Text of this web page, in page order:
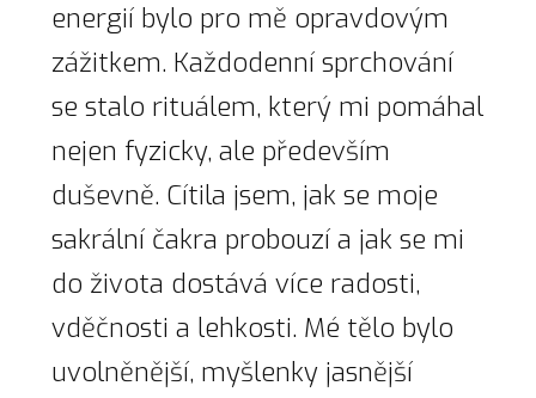
energií bylo pro mě opravdovým
zážitkem. Každodenní sprchování
se stalo rituálem, který mi pomáhal
nejen fyzicky, ale především
duševně. Cítila jsem, jak se moje
sakrální čakra probouzí a jak se mi
do života dostává více radosti,
vděčnosti a lehkosti. Mé tělo bylo
uvolněnější, myšlenky jasnější